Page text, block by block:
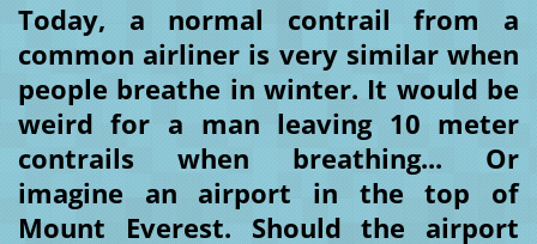
Today, a normal contrail from a
common airliner is very similar when
people breathe in winter. It would be
weird for a man leaving 10 meter
contrails when breathing... Or
imagine an airport in the top of
Mount Everest. Should the airport